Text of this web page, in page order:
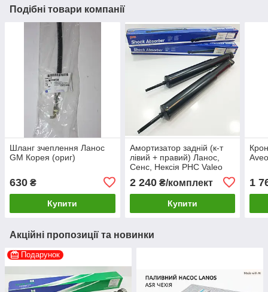
Подібні товари компанії
Шланг зчеплення Ланос
GM Корея (ориг)
630 ₴
Купити
Амортизатор задній (к-т
лівий + правий) Ланос,
Сенс, Нексія PHC Valeo
2 240₴/комплект
Купити
1
Акційні пропозиції та новинки
Подарунок